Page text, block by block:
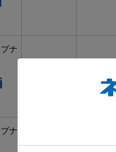
ナ
塗装ﾎﾜｲﾄ
ナ